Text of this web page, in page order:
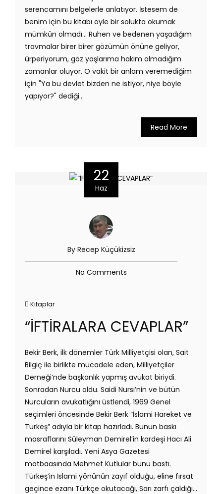
serencamını belgelerle anlatıyor. İstesem de
benim için bu kitabı öyle bir solukta okumak
mümkün olmadı... Ruhen ve bedenen yaşadığım
travmalar birer birer gözümün önüne geliyor,
ürperiyorum, göz yaşlarıma hakim olmadığım
zamanlar oluyor. O vakit bir anlam veremediğim
için "Ya bu devlet bizden ne istiyor, niye böyle
yapıyor?" dediği...
Read More
22
Haz
By Recep Küçükizsiz
No Comments
Kitaplar
“İFTİRALARA CEVAPLAR”
Bekir Berk, ilk dönemler Türk Milliyetçisi olan, Sait
Bilgiç ile birlikte mücadele eden, Milliyetçiler
Derneği’nde başkanlık yapmış avukat biriydi.
Sonradan Nurcu oldu. Saidi Nursi’nin ve bütün
Nurcuların avukatlığını üstlendi, 1969 Genel
seçimleri öncesinde Bekir Berk “İslami Hareket ve
Türkeş” adıyla bir kitap hazırladı. Bunun baskı
masraflarını Süleyman Demirel’in kardeşi Hacı Ali
Demirel karşıladı. Yeni Asya Gazetesi
matbaasında Mehmet Kutlular bunu bastı.
Türkeş’in İslami yönünün zayıf olduğu, eline fırsat
geçince ezanı Türkçe okutacağı, Sarı zarfı çaldığı…